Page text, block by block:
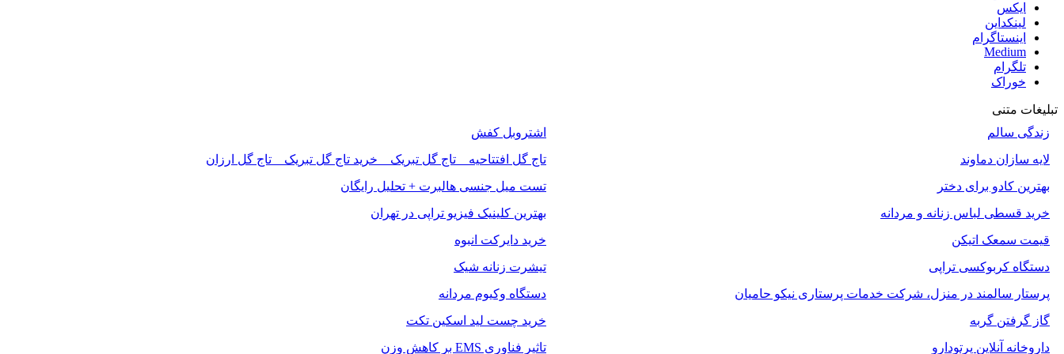
ایکس
لینکداین
اینستاگرام
Medium
تلگرام
خوراک
تبلیغات متنی
زندگی سالم
اشتروبل کفش
لایه سازان دماوند
تاج گل افتتاحیه _ تاج گل تبریک _ خرید تاج گل تبریک _ تاج گل ارزان
بهترین کادو برای دختر
تست میل جنسی هالبرت + تحلیل رایگان
خرید قسطی لباس زنانه و مردانه
بهترین کلینیک فیزیو تراپی در تهران
قیمت سمعک اتیکن
خرید دایرکت انبوه
دستگاه کربوکسی تراپی
تیشرت زنانه شیک
پرستار سالمند در منزل، شرکت خدمات پرستاری نیکو حامیان
دستگاه وکیوم مردانه
گاز گرفتن گربه
خرید چست لید اسکین تکت
داروخانه آنلاین پرتودارو
تاثیر فناوری EMS بر کاهش وزن